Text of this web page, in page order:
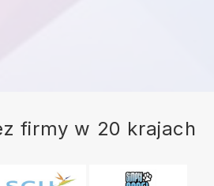
firmy w 20 krajach